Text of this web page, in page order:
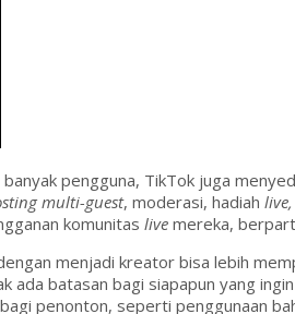
pengguna, TikTok juga
multi-guest, moderasi, hadiah live,
komunitas live mereka,
menjadi kreator bisa lebih
ada batasan bagi siapapun yang
penonton, seperti penggunaan